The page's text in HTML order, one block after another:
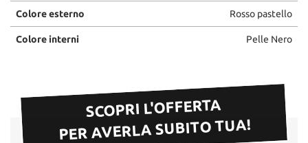
Colore esterno Rosso pastello
Colore interni Pelle Nero
SCOPRI L'OFFERTA
PER AVERLA SUBITO TUA!